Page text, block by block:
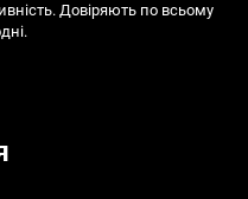
Довіряють по всьому